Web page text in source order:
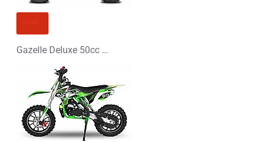
Gazelle Deluxe 50cc Mini Cross